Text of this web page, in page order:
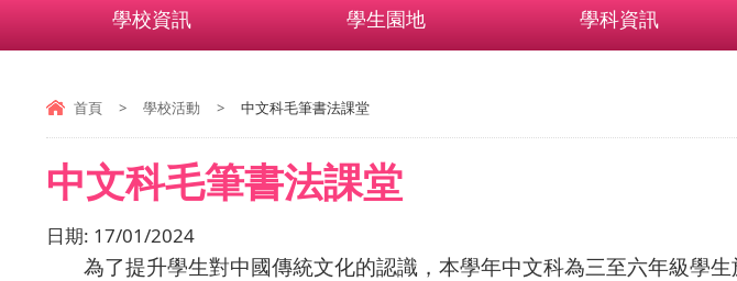
學校資訊 學生園地 學科資訊
首頁 > 學校活動 > 中文科毛筆書法課堂
中文科毛筆書法課堂
日期: 17/01/2024
為了提升學生對中國傳統文化的認識，本學年中文科為三至六年級學